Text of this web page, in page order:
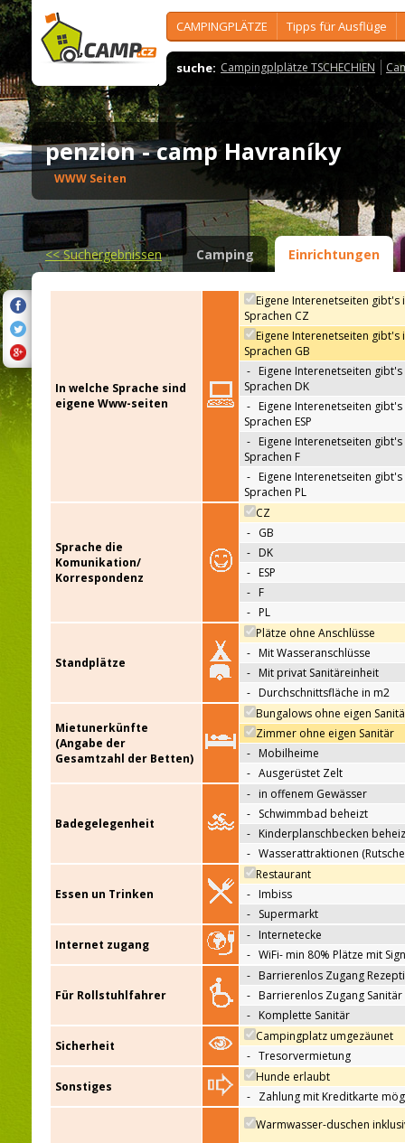
CAMPINGPLÄTZE Tipps für Ausflüge
suche: Campingplplätze TSCHECHIEN
penzion - camp Havraníky
WWW Seiten
<<Suchergebnissen Camping Einrichtungen
In welche Sprache sind
eigene Www-seiten
Eigene Interenetseiten gibt's
Sprachen CZ
Eigene Interenetseiten gibt's
Sprachen GB
- Eigene Interenetseiten gibt's
Sprachen DK
- Eigene Interenetseiten gibt's
Sprachen ESP
- Eigene Interenetseiten gibt's
Sprachen F
- Eigene Interenetseiten gibt's
Sprachen PL
Sprache die
Komunikation/
Korrespondenz
CZ
- GB
- DK
- ESP
- F
- PL
Standplätze
Plätze ohne Anschlüsse
- Mit Wasseranschlüsse
- Mit privat Sanitäreinheit
- Durchschnittsfläche in m2
Mietunerkünfte
(Angabe der
Gesamtzahl der Betten)
Bungalows ohne eigen
Zimmer ohne eigen Sanitär
- Mobilheime
- Ausgerüstet Zelt
Badegelegenheit
- in offenem Gewässer
- Schwimmbad beheizt
- Kinderplanschbecken
- Wasserattraktionen
Essen un Trinken
Restaurant
- Imbiss
- Supermarkt
Internet zugang
- Internetecke
- WiFi- min 80% Plätze mit
Für Rollstuhlfahrer
- Barrierenlos Zugang
- Barrierenlos Zugang Sanitär
- Komplette Sanitär
Sicherheit
Campingplatz umgezäunet
- Tresorvermietung
Sonstiges
Hunde erlaubt
- Zahlung mit Kreditkarte
Warmwasser-duschen